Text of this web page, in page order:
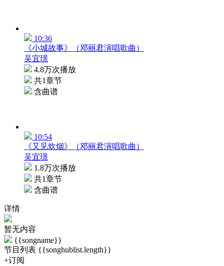
10:36
《小城故事》（邓丽君演唱歌曲）
吴宜璟
4.8万次播放
共1章节
含曲谱
10:54
《又见炊烟》（邓丽君演唱歌曲）
吴宜璟
1.8万次播放
共1章节
含曲谱
详情
暂无内容
{{songname}}
节目列表 {{songhublist.length}}
+订阅